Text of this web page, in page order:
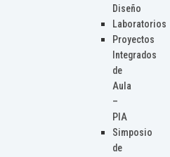
Diseño
Laboratorios
Proyectos
Integrados
de
Aula
–
PIA
Simposio
de